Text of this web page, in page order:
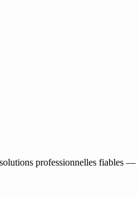
professionnelles fiables